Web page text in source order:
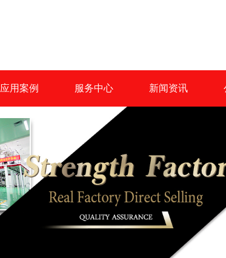
应用案例 服务中心 新闻资讯